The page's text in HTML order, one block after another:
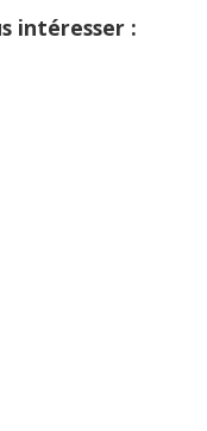
intéresser :